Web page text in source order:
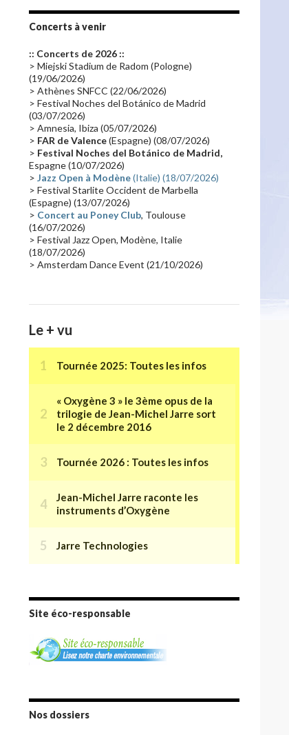
Promo 2019
Emissions 2010 Disques rares
Synthé 70's(20)
Claviériste(19) Groupe de Recherche Musicale
France 2 (18)
Critique(17) Coffret(17) Chronologie(16)
Passages radio(16)
Synthé 80's(16) Les concerts en Chine (16)
Cinéma(16) Houston
Synthé Roland Belgique
Récompense(14) Collaborations 70's(14)
Astronomie(14) France Inter(14)
Concerts à venir
:: Concerts de 2026 ::
> Miejski Stadium de Radom (Pologne)
(19/06/2026)
> Athènes SNFCC (22/06/2026)
> Festival Noches del Botánico de Madrid
(03/07/2026)
> Amnesia, Ibiza (05/07/2026)
> FAR de Valence(Espagne) (08/07/2026)
> Festival Noches del Botánico de Madrid,
Espagne (10/07/2026)
> Jazz Open à Modène(Italie) (18/07/2026)
> Festival Starlite Occident de Marbella
(Espagne) (13/07/2026)
> Concert au Poney Club, Toulouse
(16/07/2026)
> Festival Jazz Open, Modène, Italie
(18/07/2026)
> Amsterdam Dance Event (21/10/2026)
Le + vu
Site éco-responsable
Nos dossiers